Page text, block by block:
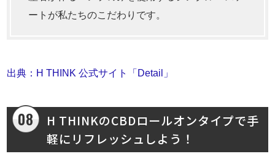
ートが私たちのこだわりです。
出典：H THINK 公式サイト「Detail」
H THINKのCBDロールオンタイプで手
軽にリフレッシュしよう！